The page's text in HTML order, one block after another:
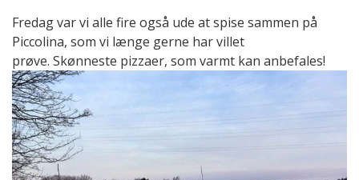
Fredag var vi alle fire også ude at spise sammen på
Piccolina, som vi længe gerne har villet
prøve. Skønneste pizzaer, som varmt kan anbefales!